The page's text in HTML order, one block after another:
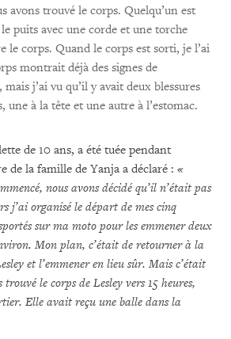
avons trouvé le corps. Quelqu’un est
puits avec une corde et une torche
le corps. Quand le corps est sorti, je l’ai
montrait déjà des signes de
j’ai vu qu’il y avait deux blessures
une à la tête et une autre à l’estomac.
de 10 ans, a été tuée pendant
de la famille de Yanja a déclaré : «
nous avons décidé qu’il n’était pas
j’ai organisé le départ de mes cinq
sur ma moto pour les emmener deux
Mon plan, c’était de retourner à la
et l’emmener en lieu sûr. Mais c’était
le corps de Lesley vers 15 heures,
Elle avait reçu une balle dans la